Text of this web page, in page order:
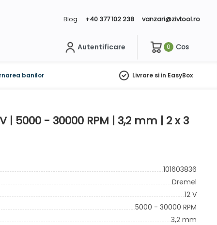
Blog +40 377 102 238 vanzari@zivtool.ro
Autentificare 0 Cos
banilor Livrare si in EasyBox
- 30000 RPM | 3,2 mm | 2 x 3
101603836
Dremel
12 V
5000 - 30000 RPM
3,2 mm